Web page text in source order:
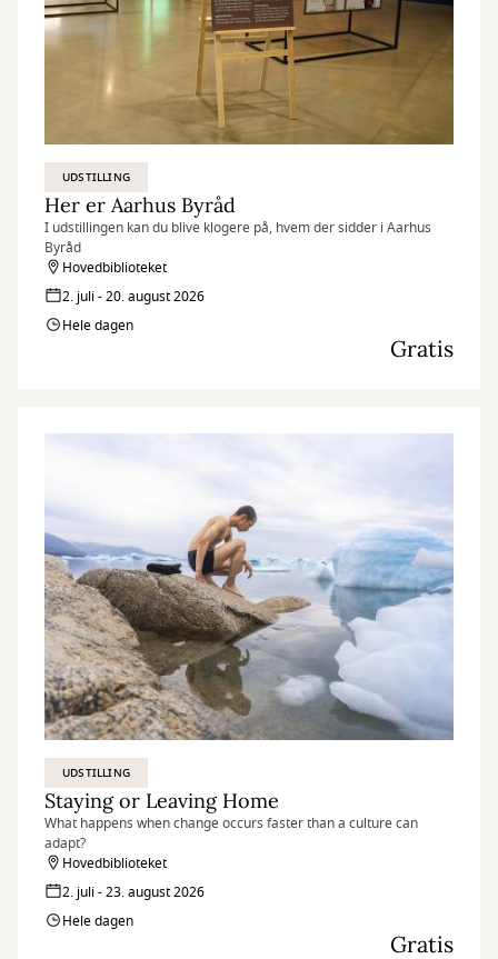
UDSTILLING
Her er Aarhus Byråd
I udstillingen kan du blive klogere på, hvem der sidder i Aarhus
Byråd
Hovedbiblioteket
2. juli - 20. august 2026
Hele dagen
Gratis
UDSTILLING
Staying or Leaving Home
What happens when change occurs faster than a culture can
adapt?
Hovedbiblioteket
2. juli - 23. august 2026
Hele dagen
Gratis